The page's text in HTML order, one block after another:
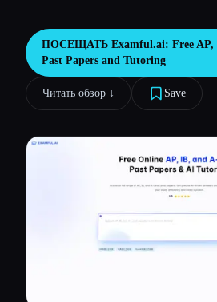
Сравнить инструменты
Все категории
ПОСЕЩАТЬ Examful.ai: Free
Past Papers and Tutoring
Читать обзор ↓︎ Save